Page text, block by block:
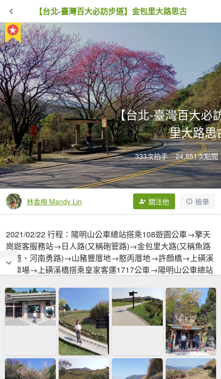
【台北-臺灣百大必訪步道】金包里大路思古
【台北-臺灣百大必
里大路思
333次拍手 24,851次點閱
林香梅 Mandy Lin 關注他 檢舉
2021/02/22 行程：陽明山公車總站搭乘108遊園公車→擎天
崗遊客服務站→日人路(又稱砲管路)→金包里大路(又稱魚路
古道、河南勇路)→山豬豐厝地→憨丙厝地→許顏橋→上磺溪
停車場→上磺溪橋搭乘皇家客運1717公車→陽明山公車總站